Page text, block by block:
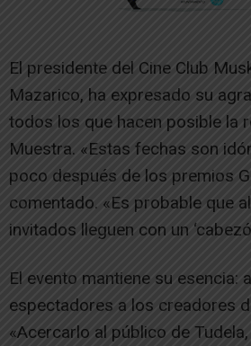
El presidente del Cine Club
Mazarico, ha expresado su
todos los que hacen posible la
Muestra. «Estas fechas son
poco después de los premios
comentado. «Es probable que
invitados lleguen con un
El evento mantiene su esencia:
espectadores a los creadores
«Acercarlo al público de